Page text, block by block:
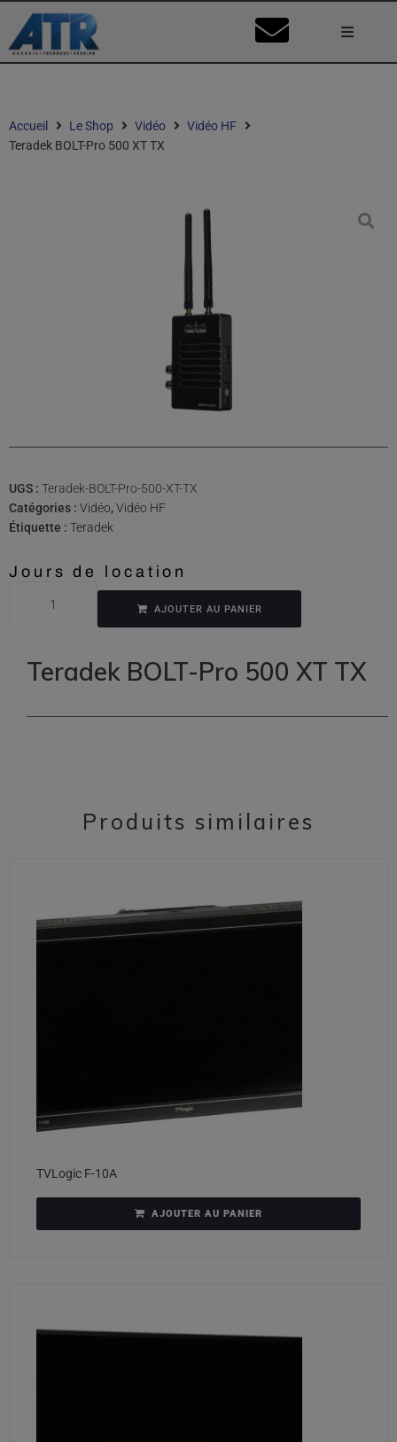
Accueil Le Shop Vidéo
Vidéo HF
Teradek BOLT-Pro 500 XT TX
UGS : Teradek-BOLT-Pro-500-XT-TX
Catégories : Vidéo,Vidéo HF
Étiquette : Teradek
Jours de location
AJOUTER AU PANIER
Teradek BOLT-Pro 500 XT TX
Produits similaires
TVLogic F-10A
AJOUTER AU PANIER